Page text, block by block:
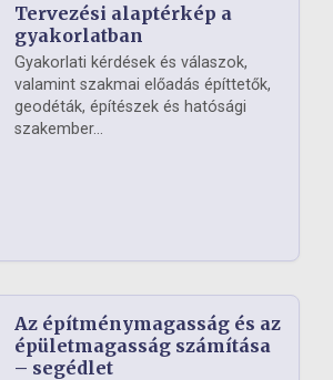
Tervezési alaptérkép a
gyakorlatban
Gyakorlati kérdések és válaszok,
valamint szakmai előadás építtetők,
geodéták, építészek és hatósági
szakember...
Az építménymagasság és az
épületmagasság számítása
– segédlet